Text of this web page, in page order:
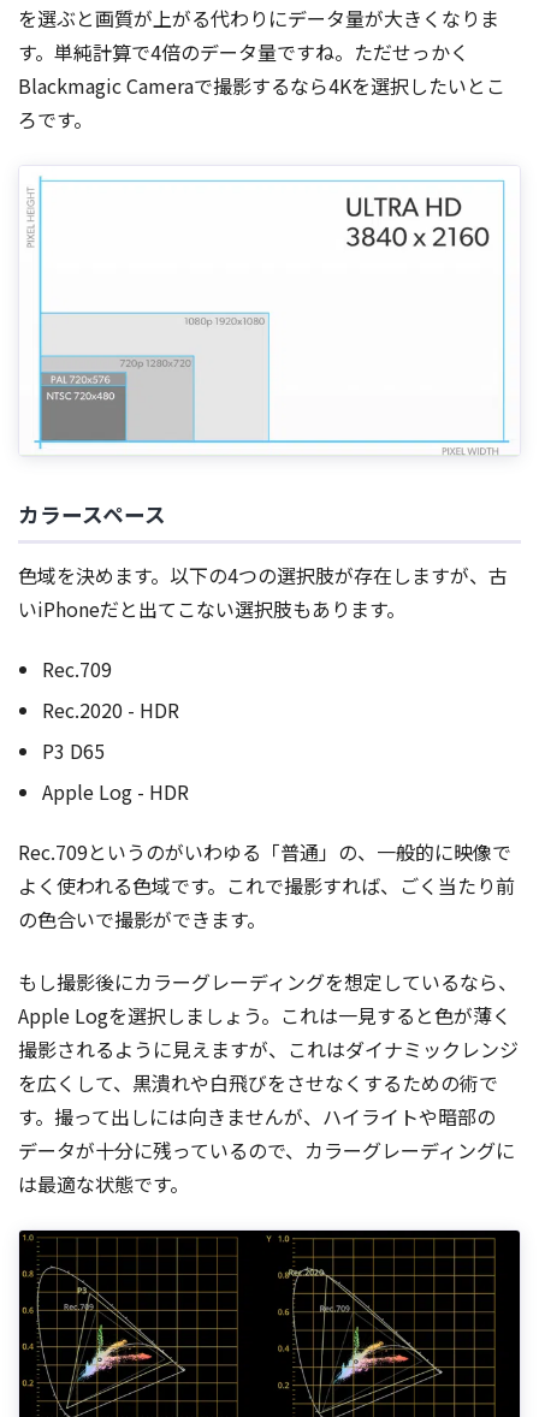
を選ぶと画質が上がる代わりにデータ量が大きくなりま
す。単純計算で4倍のデータ量ですね。ただせっかく
Blackmagic Cameraで撮影するなら4Kを選択したいとこ
ろです。
カラースペース
色域を決めます。以下の4つの選択肢が存在しますが、古
いiPhoneだと出てこない選択肢もあります。
Rec.709
Rec.2020 - HDR
P3 D65
Apple Log - HDR
Rec.709というのがいわゆる「普通」の、一般的に映像で
よく使われる色域です。これで撮影すれば、ごく当たり前
の色合いで撮影ができます。
もし撮影後にカラーグレーディングを想定しているなら、
Apple Logを選択しましょう。これは一見すると色が薄く
撮影されるように見えますが、これはダイナミックレンジ
を広くして、黒潰れや白飛びをさせなくするための術で
す。撮って出しには向きませんが、ハイライトや暗部の
データが十分に残っているので、カラーグレーディングに
は最適な状態です。